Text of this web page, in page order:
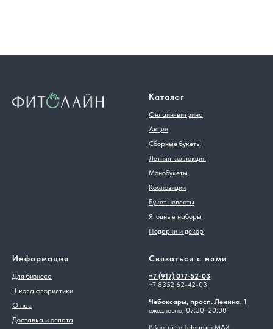
Каталог
Онлайн-витрина
Акции
Сборные букеты
Летняя коллекция
Монобукеты
Композиции
Букет невесты
Ягодные наборы
Подарки и декор
Информация
Для бизнеса
Школа флористики
О нас
Доставка и оплата
Связаться с нами
+7 (917) 077-52-03
+7 8352 62-42-03
Чебоксары, просп. Ленина, 1
ежедневно, 07:30–20:00
ВКонтакте Telegram MAX